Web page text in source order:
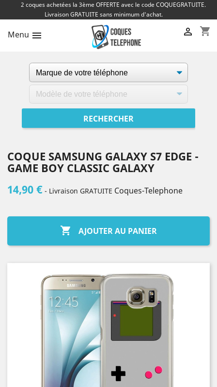
2 coques achetées la 3ème OFFERTE avec le code COQUEGRATUITE.
Livraison GRATUITE sans minimum d'achat.
Menu  shopping_cart

COQUE SAMSUNG GALAXY S7 EDGE -
GAME BOY CLASSIC GALAXY
14,90 € - Livraison GRATUITE Coques-Telephone
 AJOUTER AU PANIER